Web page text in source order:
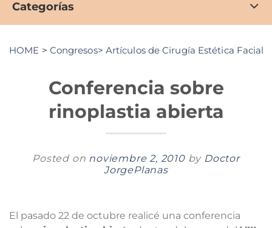
Categorías
HOME > Congresos> Artículos de Cirugía Estética Facial
Conferencia sobre
rinoplastia abierta
Posted on noviembre 2, 2010 by Doctor
JorgePlanas
El pasado 22 de octubre realicé una conferencia